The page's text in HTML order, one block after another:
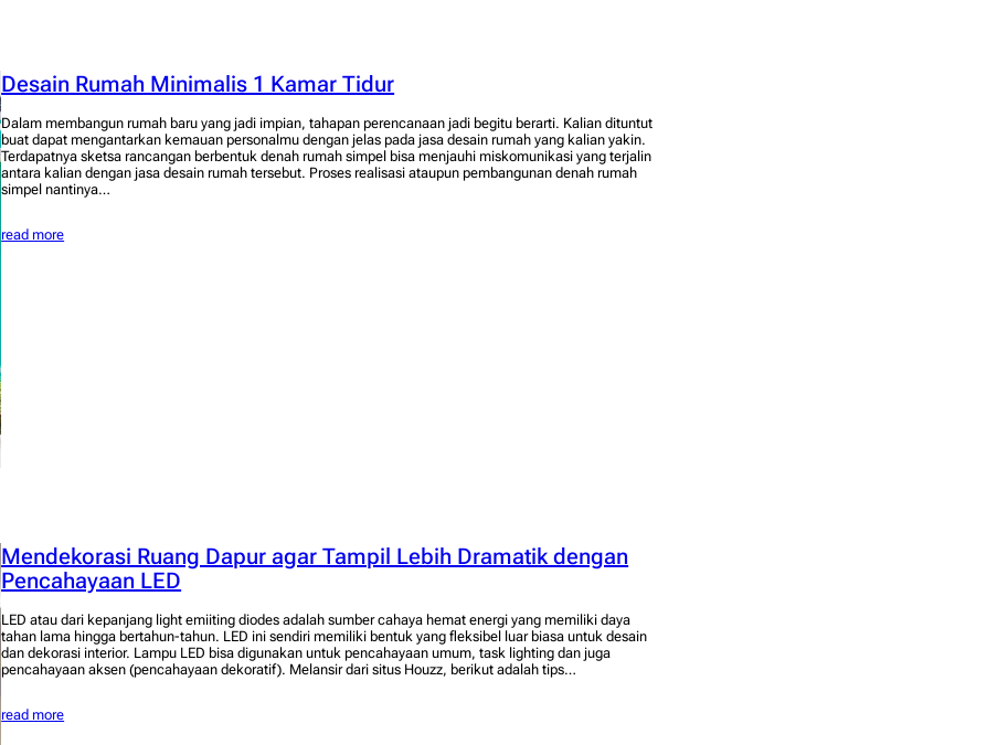
Desain Rumah Minimalis 1 Kamar Tidur
Dalam membangun rumah baru yang jadi impian, tahapan perencanaan jadi begitu berarti. Kalian dituntut
buat dapat mengantarkan kemauan personalmu dengan jelas pada jasa desain rumah yang kalian yakin.
Terdapatnya sketsa rancangan berbentuk denah rumah simpel bisa menjauhi miskomunikasi yang terjalin
antara kalian dengan jasa desain rumah tersebut. Proses realisasi ataupun pembangunan denah rumah
simpel nantinya…
read more
Mendekorasi Ruang Dapur agar Tampil Lebih Dramatik dengan
Pencahayaan LED
LED atau dari kepanjang light emiiting diodes adalah sumber cahaya hemat energi yang memiliki daya
tahan lama hingga bertahun-tahun. LED ini sendiri memiliki bentuk yang fleksibel luar biasa untuk desain
dan dekorasi interior. Lampu LED bisa digunakan untuk pencahayaan umum, task lighting dan juga
pencahayaan aksen (pencahayaan dekoratif). Melansir dari situs Houzz, berikut adalah tips…
read more